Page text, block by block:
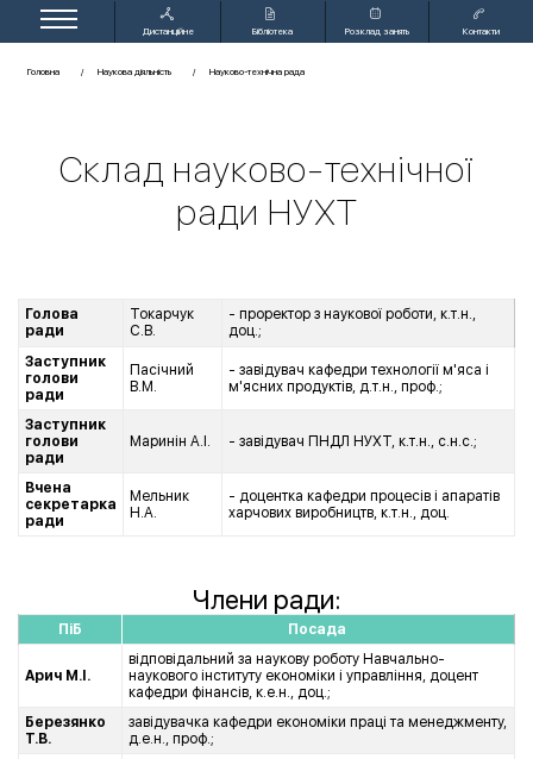
Дистанційне
Бібліотека Розклад занять Контакти
Головна Наукова діяльність Науково-технічна рада
Склад науково-технічної
ради НУХТ
Голова
ради
Токарчук
С.В.
- проректор з наукової роботи, к.т.н.,
доц.;
Заступник
голови
ради
Пасічний
В.М.
- завідувач кафедри технології м'яса і
м'ясних продуктів, д.т.н., проф.;
Заступник
голови
ради
Маринін А.І. - завідувач ПНДЛ НУХТ, к.т.н., с.н.с.;
Вчена
секретарка
ради
Мельник
Н.А.
- доцентка кафедри процесів і апаратів
харчових виробництв, к.т.н., доц.
Члени ради:
ПіБ Посада
Арич М.І.
відповідальний за наукову роботу Навчально-
наукового інституту економіки і управління, доцент
кафедри фінансів, к.е.н., доц.;
Березянко
Т.В.
завідувачка кафедри економіки праці та менеджменту,
д.е.н., проф.;